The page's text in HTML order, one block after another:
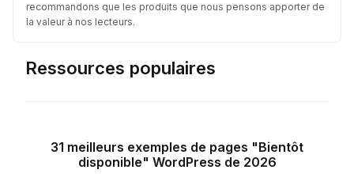
recommandons que les produits que nous pensons apporter de
la valeur à nos lecteurs.
Ressources populaires
31 meilleurs exemples de pages "Bientôt
disponible" WordPress de 2026